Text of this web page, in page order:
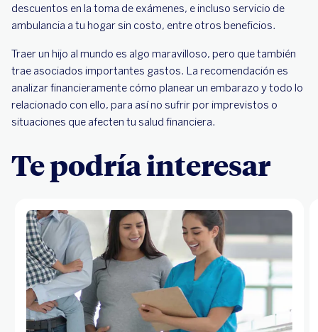
descuentos en la toma de exámenes, e incluso servicio de
ambulancia a tu hogar sin costo, entre otros beneficios.
Traer un hijo al mundo es algo maravilloso, pero que también
trae asociados importantes gastos. La recomendación es
analizar financieramente cómo planear un embarazo y todo lo
relacionado con ello, para así no sufrir por imprevistos o
situaciones que afecten tu salud financiera.
Te podría interesar